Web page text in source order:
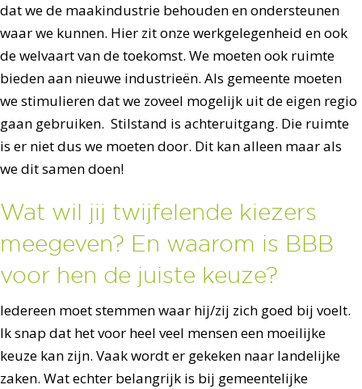
dat we de maakindustrie behouden en ondersteunen
waar we kunnen. Hier zit onze werkgelegenheid en ook
de welvaart van de toekomst. We moeten ook ruimte
bieden aan nieuwe industrieën. Als gemeente moeten
we stimulieren dat we zoveel mogelijk uit de eigen regio
gaan gebruiken. Stilstand is achteruitgang. Die ruimte
is er niet dus we moeten door. Dit kan alleen maar als
we dit samen doen!
Wat wil jij twijfelende kiezers
meegeven? En waarom is BBB
voor hen de juiste keuze?
Iedereen moet stemmen waar hij/zij zich goed bij voelt.
Ik snap dat het voor heel veel mensen een moeilijke
keuze kan zijn. Vaak wordt er gekeken naar landelijke
zaken. Wat echter belangrijk is bij gemeentelijke